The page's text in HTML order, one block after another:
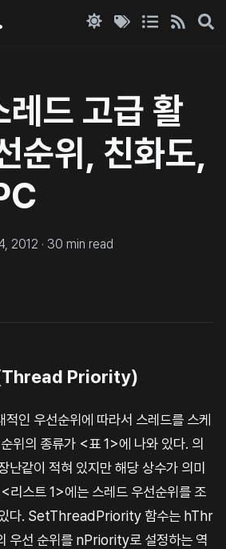
드 고급 활
순위, 친화도,
2012 · 30 min read
(Thread Priority)
적인 우선순위에 따라서 스레드를 스케
위의 종류가 <표 1>에 나와 있다. 의
난같이 적혀 있지만 해당 상수가 의미
리스트 1>에는 스레드 우선순위를 조
있다. SetThreadPriority 함수는 hThr
우선 순위를 nPriority로 설정하는 역